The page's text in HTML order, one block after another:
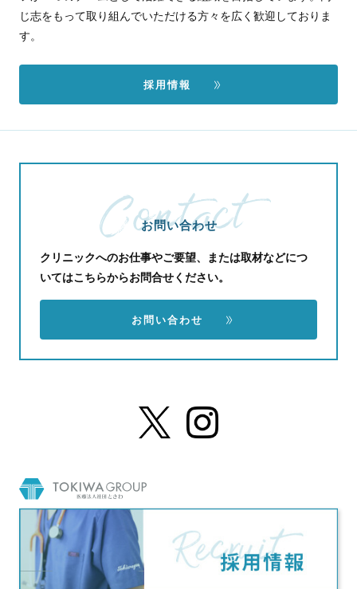
じ志をもって取り組んでいただける方々を広く歓迎しておりま
す。
採用情報
お問い合わせ
クリニックへのお仕事やご要望、または取材などにつ
いてはこちらからお問合せください。
お問い合わせ